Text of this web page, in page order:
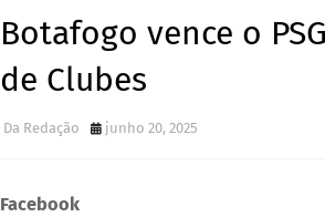
Botafogo vence o
de Clubes
Da Redação junho 20, 2025
Facebook